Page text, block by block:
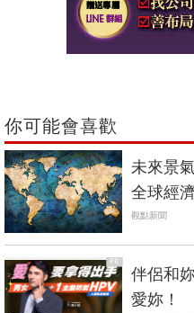
你可能會喜歡
未來景
全球經
觀點新聞
PR
伴侶和
愛妳！